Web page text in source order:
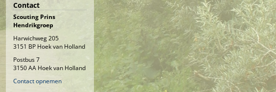
Contact
Scouting Prins
Hendrikgroep
Harwichweg 205
3151 BP Hoek van Holland
Postbus 7
3150 AA Hoek van Holland
Contact opnemen